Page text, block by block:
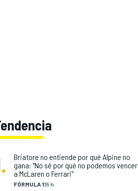
.
FÓRMULA 115 h
Briatore no entiende por qué Alpine no
gana: "No sé por qué no podemos vencer
a McLaren o Ferrari"